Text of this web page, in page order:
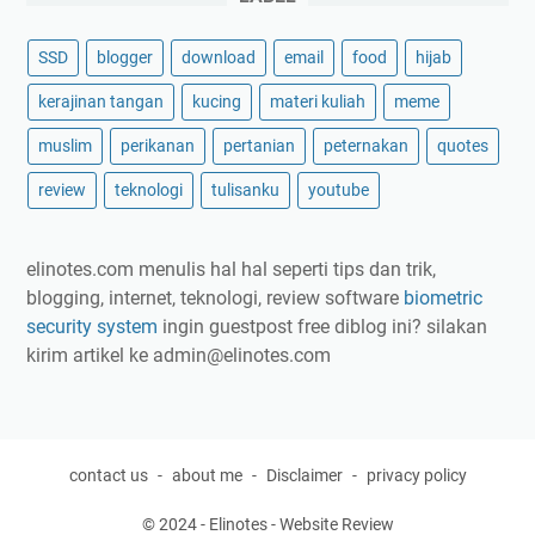
SSD blogger download email food hijab
kerajinan tangan kucing materi kuliah meme
muslim perikanan pertanian peternakan quotes
review teknologi tulisanku youtube
elinotes.com menulis hal hal seperti tips dan trik,
blogging, internet, teknologi, review software biometric
security system ingin guestpost free diblog ini? silakan
kirim artikel ke admin@elinotes.com
contact us about me Disclaimer privacy policy
© 2024 - Elinotes - Website Review